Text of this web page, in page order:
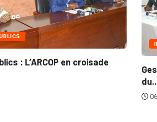
INTÉGRATION RÉGIONALE
Gestion concertée et durable du Bassin